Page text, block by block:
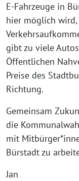
E-Fahrzeuge in
hier möglich
gibt zu viele
Öffentlichen
Preise des
Richtung.
Gemeinsam
die
mit
Bürstadt zu
Jan